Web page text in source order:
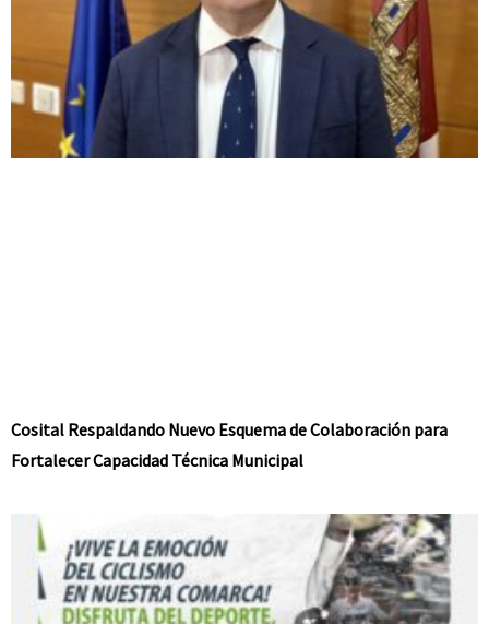
Cosital Respaldando Nuevo Esquema de Colaboración para
Fortalecer Capacidad Técnica Municipal